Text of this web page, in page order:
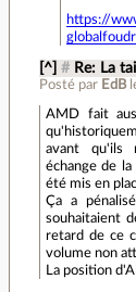
https://
[^] # Re: La
Posté par EdB
AMD fait
avant qu'ils
échange de
été mis en
Ça a
souhaitaient
retard de ce
volume non
La position